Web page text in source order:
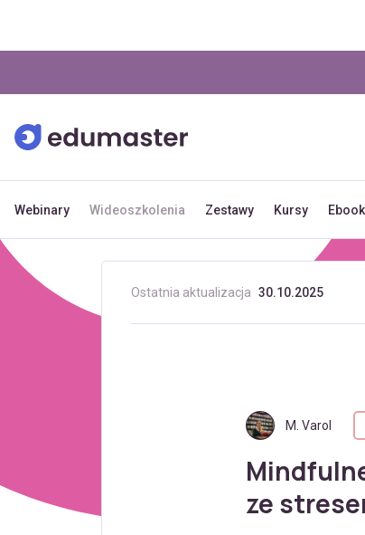
Webinary Wideoszkolenia Zestawy Kursy
Ostatnia aktualizacja 30.10.2025
M. Varol
ze